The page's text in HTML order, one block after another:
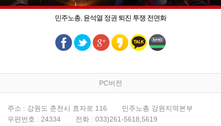
민주노총, 윤석열 정권 퇴진 투쟁 전면화
PC버전
주소 : 강원도 춘천시 효자로 116
민주노총 강원지역본부
우편번호 : 24334
전화 : 033)261-5618,5619